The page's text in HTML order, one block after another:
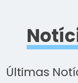
Últimas